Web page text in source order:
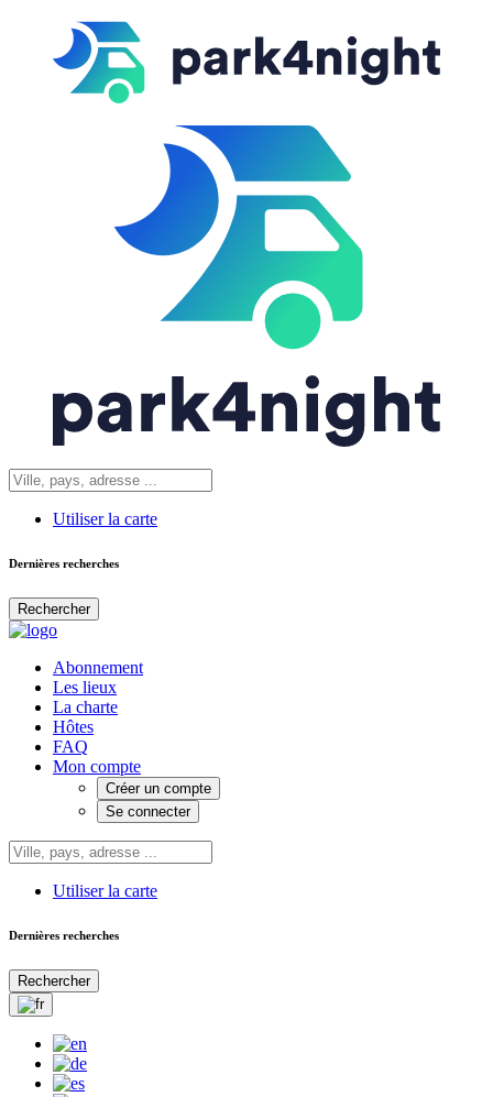
Utiliser la carte
Dernières recherches
Rechercher
Abonnement
Les lieux
La charte
Hôtes
FAQ
Mon compte
Créer un compte
Se connecter
Utiliser la carte
Dernières recherches
Rechercher